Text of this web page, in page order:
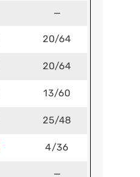
—
20/64
20/64
13/60
25/48
4/36
—